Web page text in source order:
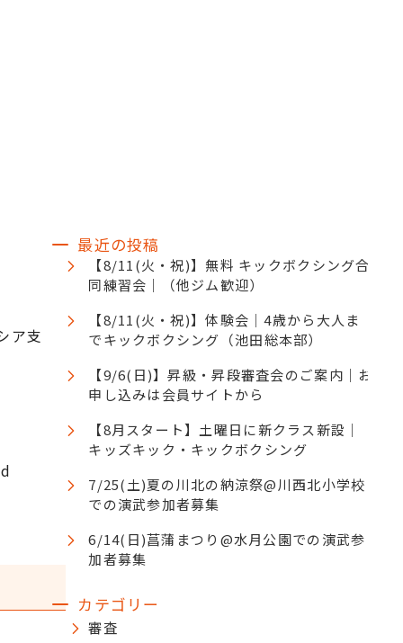
ア支
最近の投稿
【8/11(火・祝)】無料 キックボクシング合
同練習会｜（他ジム歓迎）
【8/11(火・祝)】体験会｜4歳から大人ま
でキックボクシング（池田総本部）
【9/6(日)】昇級・昇段審査会のご案内｜お
申し込みは会員サイトから
【8月スタート】土曜日に新クラス新設｜
キッズキック・キックボクシング
7/25(土)夏の川北の納涼祭@川西北小学校
での演武参加者募集
6/14(日)菖蒲まつり@水月公園での演武参
加者募集
カテゴリー
審査